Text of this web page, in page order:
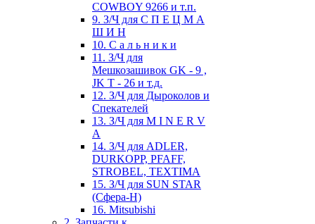
COWBOY 9266 и т.п.
9. З/Ч для С П Е Ц М А
Ш И Н
10. С а л ь н и к и
11. З/Ч для
Мешкозашивок GK - 9 ,
JK T - 26 и т.д.
12. З/Ч для Дыроколов и
Спекателей
13. З/Ч для M I N E R V
A
14. З/Ч для ADLER,
DURKOPP, PFAFF,
STROBEL, TEXTIMA
15. З/Ч для SUN STAR
(Сфера-Н)
16. Mitsubishi